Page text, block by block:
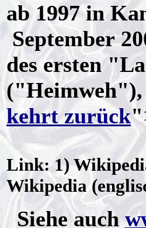
ab 1997 in
September
des ersten
("Heimweh"),
kehrt zurück"
Link: 1)
Wikipedia
Siehe auch